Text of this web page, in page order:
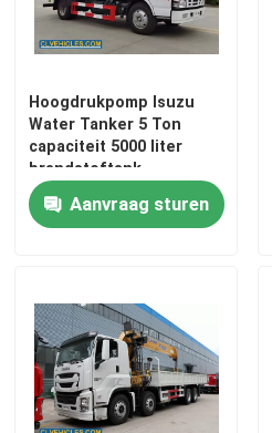
Verzoek om een Citaat
ISUZU brandweerwagen
ISUZU Garbage Truck
ISUZU sleepwagen
ISUZU Reefer Truck
Hoogdrukpomp Isuzu
Water Tanker 5 Ton
capaciteit 5000 liter
brandstoftank
Aanvraag sturen